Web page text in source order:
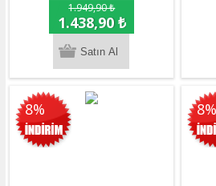
1.949,90 ₺
1.438,90 ₺
8% 8%